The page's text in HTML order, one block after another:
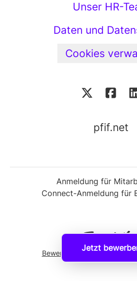
Jetzt
Unser HR-
Daten und
Cookies
pfif.net
Anmeldung für
Connect-Anmeldung für
Bewerber-Tracking-System